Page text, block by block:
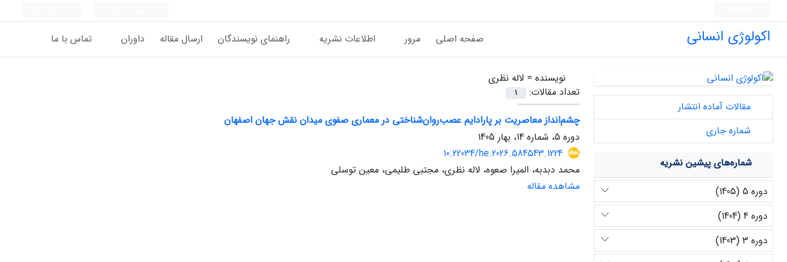
اکولوژی انسانی صفحه اصلی مرور اطلاعات نشریه راهنمای نویسندگان ارسال مقاله داوران تماس با ما
نویسنده = لاله نظری
تعداد مقالات:
1
چشم‌انداز معاصریت بر پارادایم عصب‌روان‌شناختی در معماری صفوی میدان نقش‌ جهان اصفهان
دوره 5، شماره 14، بهار 1405
10.22034/he.2026.584543.1224
محمد دبدبه، المیرا صعوه، لاله نظری، مجتبی طلیمی، معین توسلی
مشاهده مقاله
مقالات آماده انتشار
شماره جاری
شماره‌های پیشین نشریه
دوره 5 (1405)
دوره 4 (1404)
دوره 3 (1403)